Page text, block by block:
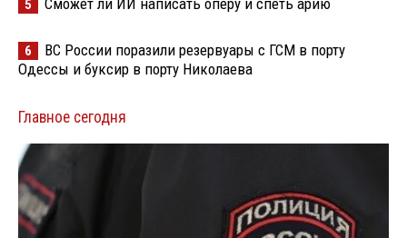
5
6
ВС России поразили резервуары с ГСМ в порту
Одессы и буксир в порту Николаева
Главное сегодня